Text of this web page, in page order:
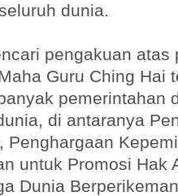
dunia.
pengakuan atas
Guru Ching Hai
pemerintahan
di antaranya
Penghargaan
untuk Promosi Hak
Dunia